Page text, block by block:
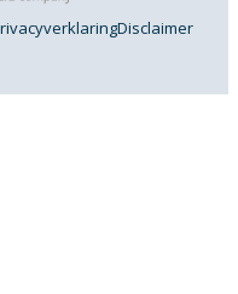
Disclaimer